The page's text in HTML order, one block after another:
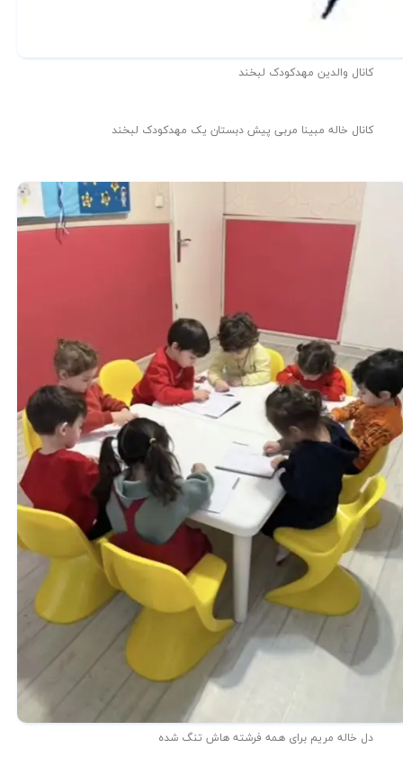
کانال والدین مهدکودک لبخند
کانال خاله مبینا مربی پیش دبستان یک مهدکودک لبخند
دل خاله مریم برای همه فرشته هاش تنگ شده